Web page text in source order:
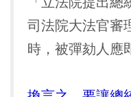
司法院大法官審
時，被彈劾人應